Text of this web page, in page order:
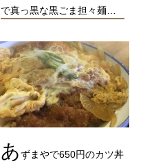
で真っ黒な黒ごま担々麺…
あずまやで650円のカツ丼